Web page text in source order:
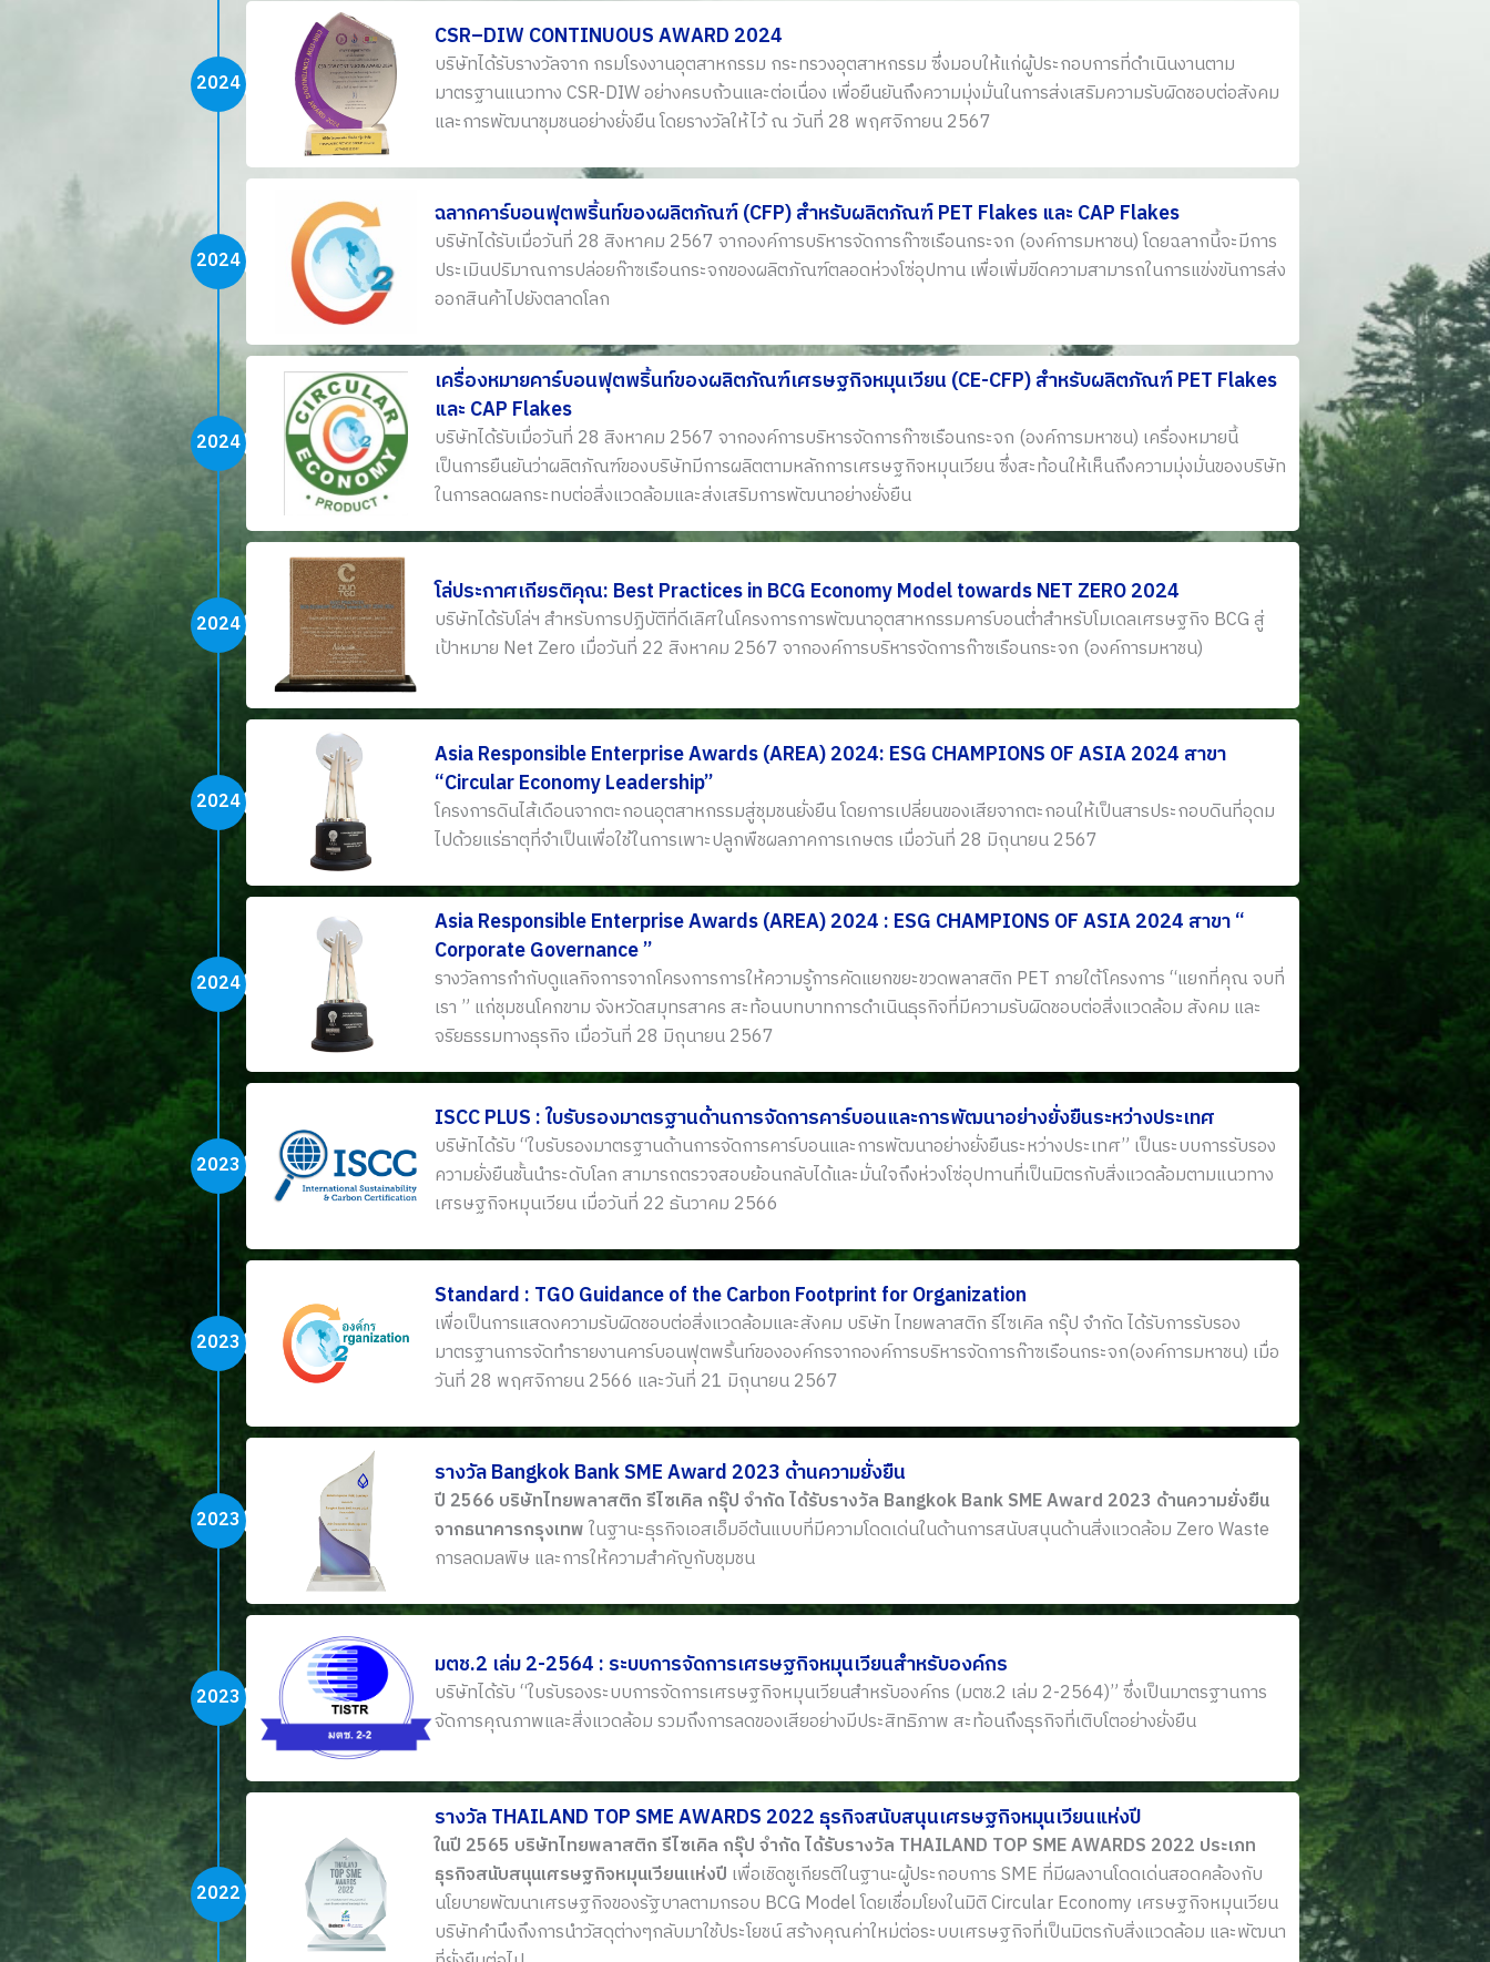
2024
CSR–DIW CONTINUOUS AWARD 2024
บริษัทได้รับรางวัลจาก กรมโรงงานอุตสาหกรรม กระทรวงอุตสาหกรรม ซึ่งมอบให้แก่ผู้ประกอบการที่ดำเนินงานตาม
มาตรฐานแนวทาง CSR-DIW อย่างครบถ้วนและต่อเนื่อง เพื่อยืนยันถึงความมุ่งมั่นในการส่งเสริมความรับผิดชอบต่อสังคม
และการพัฒนาชุมชนอย่างยั่งยืน โดยรางวัลให้ไว้ ณ วันที่ 28 พฤศจิกายน 2567
2024
ฉลากคาร์บอนฟุตพริ้นท์ของผลิตภัณฑ์ (CFP) สำหรับผลิตภัณฑ์ PET Flakes และ CAP Flakes
บริษัทได้รับเมื่อวันที่ 28 สิงหาคม 2567 จากองค์การบริหารจัดการก๊าซเรือนกระจก (องค์การมหาชน) โดยฉลากนี้จะมีการ
ประเมินปริมาณการปล่อยก๊าซเรือนกระจกของผลิตภัณฑ์ตลอดห่วงโซ่อุปทาน เพื่อเพิ่มขีดความสามารถในการแข่งขันการส่ง
ออกสินค้าไปยังตลาดโลก
2024
เครื่องหมายคาร์บอนฟุตพริ้นท์ของผลิตภัณฑ์เศรษฐกิจหมุนเวียน (CE-CFP) สำหรับผลิตภัณฑ์ PET Flakes
และ CAP Flakes
บริษัทได้รับเมื่อวันที่ 28 สิงหาคม 2567 จากองค์การบริหารจัดการก๊าซเรือนกระจก (องค์การมหาชน) เครื่องหมายนี้
เป็นการยืนยันว่าผลิตภัณฑ์ของบริษัทมีการผลิตตามหลักการเศรษฐกิจหมุนเวียน ซึ่งสะท้อนให้เห็นถึงความมุ่งมั่นของบริษัท
ในการลดผลกระทบต่อสิ่งแวดล้อมและส่งเสริมการพัฒนาอย่างยั่งยืน
2024
โล่ประกาศเกียรติคุณ: Best Practices in BCG Economy Model towards NET ZERO 2024
บริษัทได้รับโล่ฯ สำหรับการปฏิบัติที่ดีเลิศในโครงการการพัฒนาอุตสาหกรรมคาร์บอนต่ำสำหรับโมเดลเศรษฐกิจ BCG สู่
เป้าหมาย Net Zero เมื่อวันที่ 22 สิงหาคม 2567 จากองค์การบริหารจัดการก๊าซเรือนกระจก (องค์การมหาชน)
2024
Asia Responsible Enterprise Awards (AREA) 2024: ESG CHAMPIONS OF ASIA 2024 สาขา
“Circular Economy Leadership”
โครงการดินไส้เดือนจากตะกอนอุตสาหกรรมสู่ชุมชนยั่งยืน โดยการเปลี่ยนของเสียจากตะกอนให้เป็นสารประกอบดินที่อุดม
ไปด้วยแร่ธาตุที่จำเป็นเพื่อใช้ในการเพาะปลูกพืชผลภาคการเกษตร เมื่อวันที่ 28 มิถุนายน 2567
2024
Asia Responsible Enterprise Awards (AREA) 2024 : ESG CHAMPIONS OF ASIA 2024 สาขา “
Corporate Governance ”
รางวัลการกำกับดูแลกิจการจากโครงการการให้ความรู้การคัดแยกขยะขวดพลาสติก PET ภายใต้โครงการ “แยกที่คุณ จบที่
เรา ” แก่ชุมชนโคกขาม จังหวัดสมุทรสาคร สะท้อนบทบาทการดำเนินธุรกิจที่มีความรับผิดชอบต่อสิ่งแวดล้อม สังคม และ
จริยธรรมทางธุรกิจ เมื่อวันที่ 28 มิถุนายน 2567
2023
ISCC PLUS : ใบรับรองมาตรฐานด้านการจัดการคาร์บอนและการพัฒนาอย่างยั่งยืนระหว่างประเทศ
บริษัทได้รับ “ใบรับรองมาตรฐานด้านการจัดการคาร์บอนและการพัฒนาอย่างยั่งยืนระหว่างประเทศ” เป็นระบบการรับรอง
ความยั่งยืนชั้นนำระดับโลก สามารถตรวจสอบย้อนกลับได้และมั่นใจถึงห่วงโซ่อุปทานที่เป็นมิตรกับสิ่งแวดล้อมตามแนวทาง
เศรษฐกิจหมุนเวียน เมื่อวันที่ 22 ธันวาคม 2566
2023
Standard : TGO Guidance of the Carbon Footprint for Organization
เพื่อเป็นการแสดงความรับผิดชอบต่อสิ่งแวดล้อมและสังคม บริษัท ไทยพลาสติก รีไซเคิล กรุ๊ป จำกัด ได้รับการรับรอง
มาตรฐานการจัดทำรายงานคาร์บอนฟุตพริ้นท์ขององค์กรจากองค์การบริหารจัดการก๊าซเรือนกระจก(องค์การมหาชน) เมื่อ
วันที่ 28 พฤศจิกายน 2566 และวันที่ 21 มิถุนายน 2567
2023
รางวัล Bangkok Bank SME Award 2023 ด้านความยั่งยืน
ปี 2566 บริษัทไทยพลาสติก รีไซเคิล กรุ๊ป จำกัด ได้รับรางวัล Bangkok Bank SME Award 2023 ด้านความยั่งยืน
จากธนาคารกรุงเทพในฐานะธุรกิจเอสเอ็มอีต้นแบบที่มีความโดดเด่นในด้านการสนับสนุนด้านสิ่งแวดล้อม Zero Waste
การลดมลพิษ และการให้ความสำคัญกับชุมชน
2023
มตช.2 เล่ม 2-2564 : ระบบการจัดการเศรษฐกิจหมุนเวียนสำหรับองค์กร
บริษัทได้รับ “ใบรับรองระบบการจัดการเศรษฐกิจหมุนเวียนสำหรับองค์กร (มตช.2 เล่ม 2-2564)” ซึ่งเป็นมาตรฐานการ
จัดการคุณภาพและสิ่งแวดล้อม รวมถึงการลดของเสียอย่างมีประสิทธิภาพ สะท้อนถึงธุรกิจที่เติบโตอย่างยั่งยืน
2022
รางวัล THAILAND TOP SME AWARDS 2022 ธุรกิจสนับสนุนเศรษฐกิจหมุนเวียนแห่งปี
ในปี 2565 บริษัทไทยพลาสติก รีไซเคิล กรุ๊ป จำกัด ได้รับรางวัล THAILAND TOP SME AWARDS 2022 ประเภท
ธุรกิจสนับสนุนเศรษฐกิจหมุนเวียนแห่งปี เพื่อเชิดชูเกียรติในฐานะผู้ประกอบการ SME ที่มีผลงานโดดเด่นสอดคล้องกับ
นโยบายพัฒนาเศรษฐกิจของรัฐบาลตามกรอบ BCG Model โดยเชื่อมโยงในมิติ Circular Economy เศรษฐกิจหมุนเวียน
บริษัทคำนึงถึงการนำวัสดุต่างๆกลับมาใช้ประโยชน์ สร้างคุณค่าใหม่ต่อระบบเศรษฐกิจที่เป็นมิตรกับสิ่งแวดล้อม และพัฒนา